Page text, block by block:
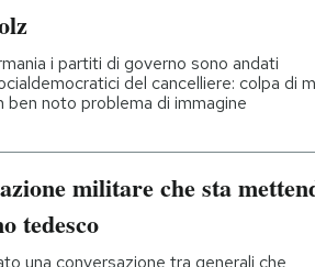
i partiti di governo sono andati
del cancelliere: colpa di
noto problema di immagine
militare che sta
tedesco
una conversazione tra generali che